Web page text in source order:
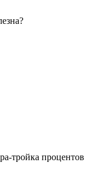
тройка процентов